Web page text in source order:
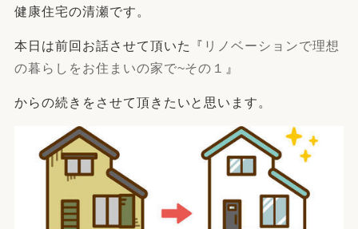
健康住宅の清瀬です。
本日は前回お話させて頂いた『 リノベーションで理想
の暮らしをお住まいの家で~その１
』
からの続きをさせて頂きたいと思います。